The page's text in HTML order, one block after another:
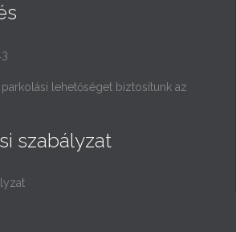
parkolási lehetőséget biztosítunk az
szabályzat